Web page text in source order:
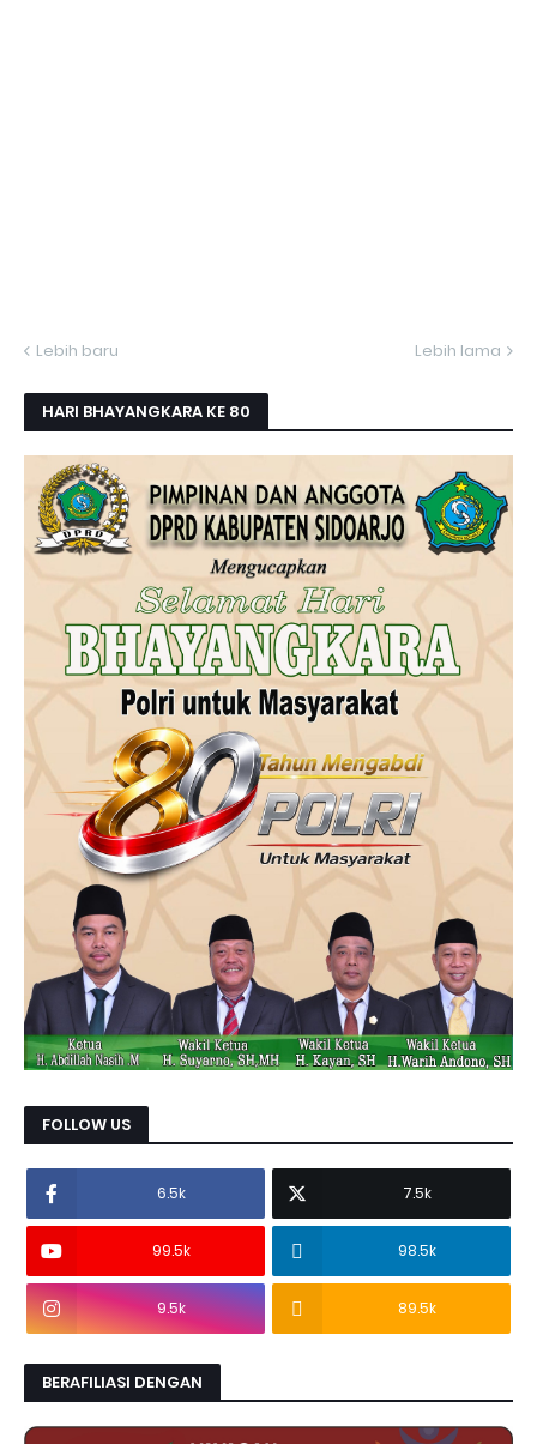
Lebih baru Lebih lama
HARI BHAYANGKARA KE 80
FOLLOW US
6.5k 7.5k
99.5k 98.5k
9.5k 89.5k
BERAFILIASI DENGAN